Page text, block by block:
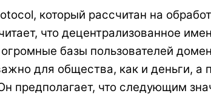
который рассчитан на
что децентрализованное
базы пользователей
для общества, как и деньги, а
предполагает, что следующим